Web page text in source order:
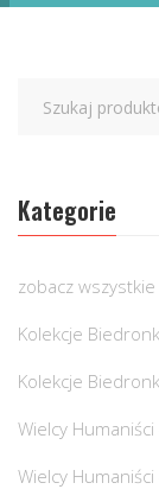
Kategorie
zobacz wszystkie
Kolekcje
Kolekcje
Wielcy
Wielcy